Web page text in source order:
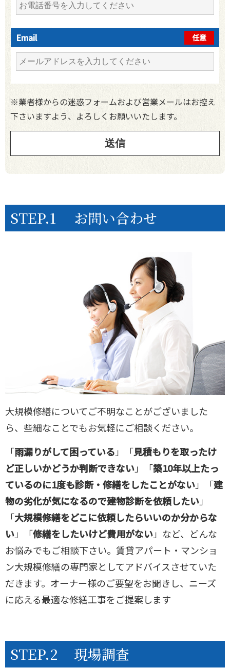
Email 任意
※業者様からの迷惑フォームおよび営業メールはお控え
下さいますよう、よろしくお願いいたします。
STEP.1 お問い合わせ
大規模修繕についてご不明なことがございました
ら、些細なことでもお気軽にご相談ください。
「雨漏りがして困っている 」「見積もりを取ったけ
ど正しいかどうか判断できない」「築10年以上たっ
ているのに1度も診断・修繕をしたことがない」「建
物の劣化が気になるので建物診断を依頼したい」
「大規模修繕をどこに依頼したらいいのか分からな
い」「修繕をしたいけど費用がない」など、どんな
お悩みでもご相談下さい。賃貸アパート・マンショ
ン大規模修繕の専門家としてアドバイスさせていた
だきます。オーナー様のご要望をお聞きし、ニーズ
に応える最適な修繕工事をご提案します
STEP.2 現場調査